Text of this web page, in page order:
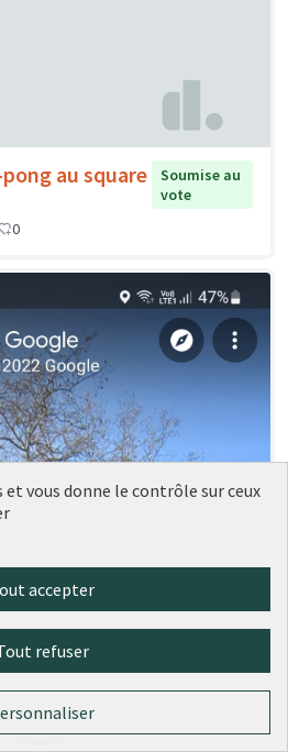
au square
Soumise au
vote
0
et vous donne le contrôle sur ceux
accepter
refuser